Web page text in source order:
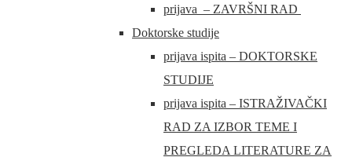
prijava – ZAVRŠNI RAD
Doktorske studije
prijava ispita – DOKTORSKE
STUDIJE
prijava ispita – ISTRAŽIVAČKI
RAD ZA IZBOR TEME I
PREGLEDA LITERATURE ZA